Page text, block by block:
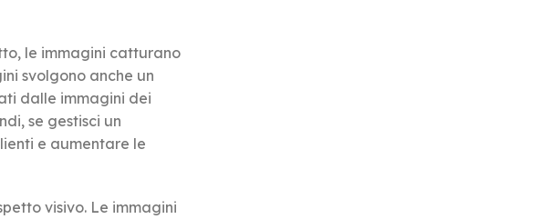
le immagini catturano
svolgono anche un
dalle immagini dei
se gestisci un
e aumentare le
visivo. Le immagini